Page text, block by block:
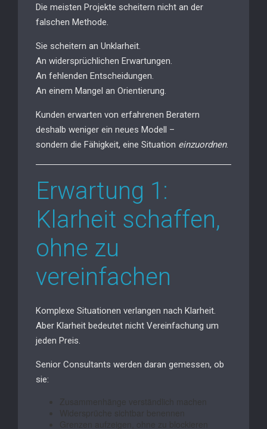
Die meisten Projekte scheitern nicht an der
falschen Methode.
Sie scheitern an Unklarheit.
An widersprüchlichen Erwartungen.
An fehlenden Entscheidungen.
An einem Mangel an Orientierung.
Kunden erwarten von erfahrenen Beratern
deshalb weniger ein neues Modell –
sondern die Fähigkeit, eine Situation einzuordnen.
Erwartung 1:
Klarheit schaffen,
ohne zu
vereinfachen
Komplexe Situationen verlangen nach Klarheit.
Aber Klarheit bedeutet nicht Vereinfachung um
jeden Preis.
Senior Consultants werden daran gemessen, ob
sie: